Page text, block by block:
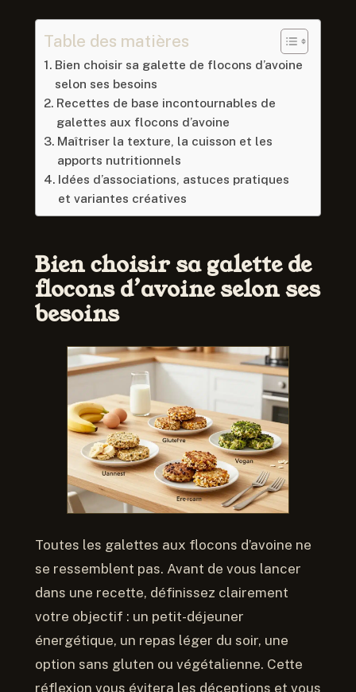
Table des matières
Bien choisir sa galette de flocons d’avoine
selon ses besoins
Recettes de base incontournables de
galettes aux flocons d’avoine
Maîtriser la texture, la cuisson et les
apports nutritionnels
Idées d’associations, astuces pratiques
et variantes créatives
Bien choisir sa galette de
flocons d’avoine selon ses
besoins
Toutes les galettes aux flocons d’avoine ne
se ressemblent pas. Avant de vous lancer
dans une recette, définissez clairement
votre objectif : un petit-déjeuner
énergétique, un repas léger du soir, une
option sans gluten ou végétalienne. Cette
réflexion vous évitera les déceptions et vous